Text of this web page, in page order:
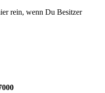
rein, wenn Du Besitzer